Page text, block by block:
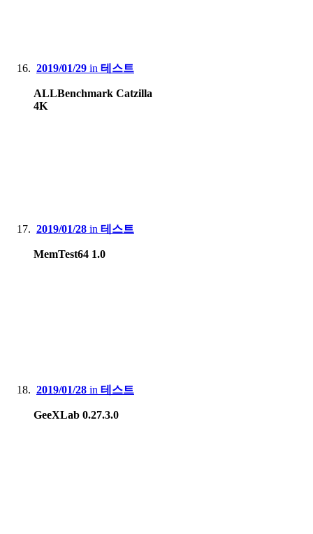
2019/01/29 in 테스트
ALLBenchmark Catzilla
4K
2019/01/28 in 테스트
MemTest64 1.0
2019/01/28 in 테스트
GeeXLab 0.27.3.0